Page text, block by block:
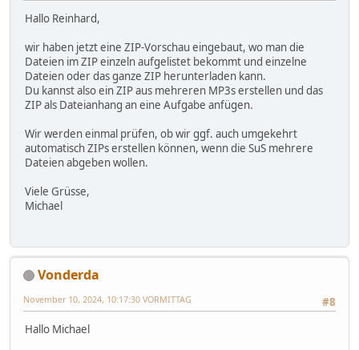
Hallo Reinhard,
wir haben jetzt eine ZIP-Vorschau eingebaut, wo man die
Dateien im ZIP einzeln aufgelistet bekommt und einzelne
Dateien oder das ganze ZIP herunterladen kann.
Du kannst also ein ZIP aus mehreren MP3s erstellen und das
ZIP als Dateianhang an eine Aufgabe anfügen.
Wir werden einmal prüfen, ob wir ggf. auch umgekehrt
automatisch ZIPs erstellen können, wenn die SuS mehrere
Dateien abgeben wollen.
Viele Grüsse,
Michael
Vonderda
#8
November 10, 2024, 10:17:30 VORMITTAG
Hallo Michael